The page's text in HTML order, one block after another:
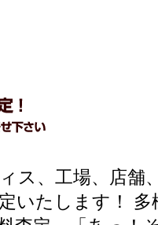
ス、工場、店舗
いたします！ 多